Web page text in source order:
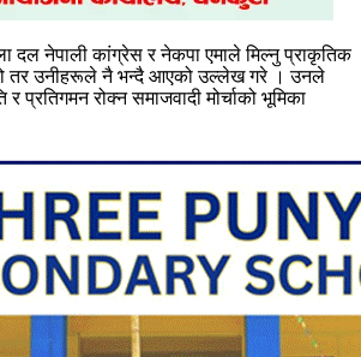
दल नेपाली कांग्रेस र नेकपा एमाले मिल्नु प्राकृतिक
उनीहरूले नै भन्दै आएको उल्लेख गरे । उनले
प्रतिगमन रोक्न समाजवादी मोर्चाको भूमिका